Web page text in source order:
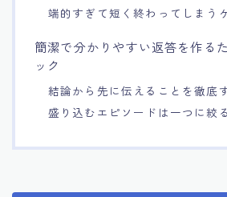
端的すぎて短く終わってしまう
簡潔で分かりやすい返答を作る
ック
結論から先に伝えることを徹底
盛り込むエピソードは一つに絞る